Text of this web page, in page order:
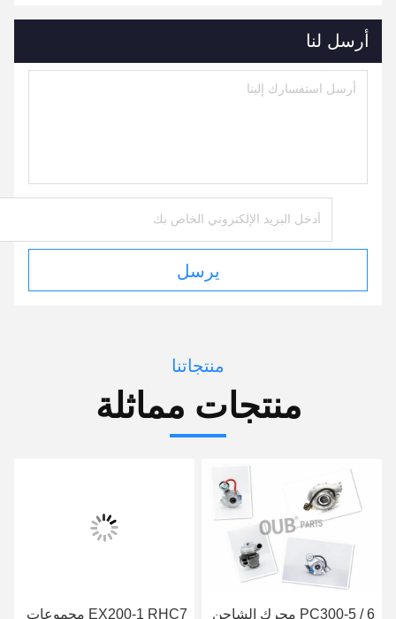
أرسل لنا
يرسل
منتجاتنا
منتجات مماثلة
PC300-5 / 6 محرك الشاحن
EX200-1 RHC7 مجموعات